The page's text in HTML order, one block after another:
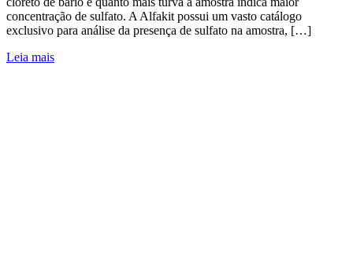
concentração de sulfato. A Alfakit possui um vasto catálogo
exclusivo para análise da presença de sulfato na amostra, […]
Leia mais